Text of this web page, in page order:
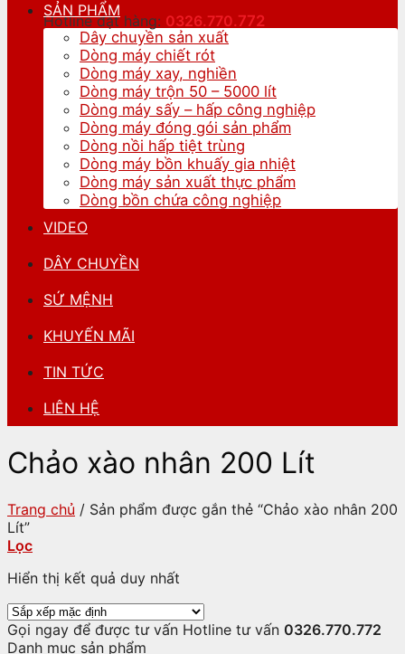
Hotline đặt hàng: 0326.770.772
SẢN PHẨM
Dây chuyền sản xuất
Dòng máy chiết rót
Dòng máy xay, nghiền
Dòng máy trộn 50 – 5000 lít
Dòng máy sấy – hấp công nghiệp
Dòng máy đóng gói sản phẩm
Dòng nồi hấp tiệt trùng
Dòng máy bồn khuấy gia nhiệt
Dòng máy sản xuất thực phẩm
Dòng bồn chứa công nghiệp
VIDEO
DÂY CHUYỀN
SỨ MỆNH
KHUYẾN MÃI
TIN TỨC
LIÊN HỆ
Chảo xào nhân 200 Lít
Trang chủ / Sản phẩm được gắn thẻ “Chảo xào nhân 200
Lít”
Lọc
Hiển thị kết quả duy nhất
Gọi ngay để được tư vấn Hotline tư vấn 0326.770.772
Danh mục sản phẩm